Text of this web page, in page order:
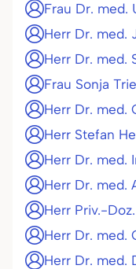
Frau Dr. med.
Herr Dr. med.
Herr Dr. med.
Frau Sonja
Herr Dr. med.
Herr Stefan
Herr Dr. med.
Herr Dr. med.
Herr Priv.-
Herr Dr. med.
Herr Dr. med.